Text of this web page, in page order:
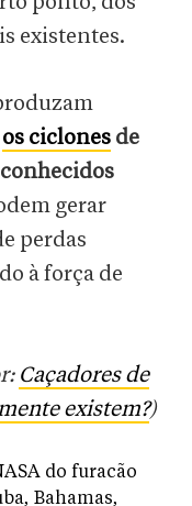
existentes.
os ciclones de
gerar
perdas
à força de
Caçadores de
existem?)